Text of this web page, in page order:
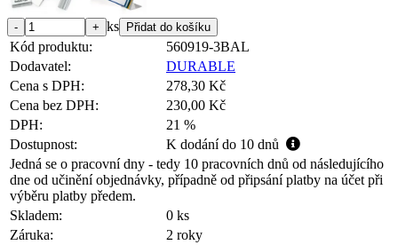
ks
Kód produktu:
560919-3BAL
Dodavatel:
DURABLE
Cena s DPH:
278,30 Kč
Cena bez DPH:
230,00 Kč
DPH:
21 %
Dostupnost:
K dodání do 10 dnů
Jedná se o pracovní dny - tedy 10 pracovních dnů od následujícího
dne od učinění objednávky, případně od připsání platby na účet při
výběru platby předem.
Skladem:
0 ks
Záruka:
2 roky